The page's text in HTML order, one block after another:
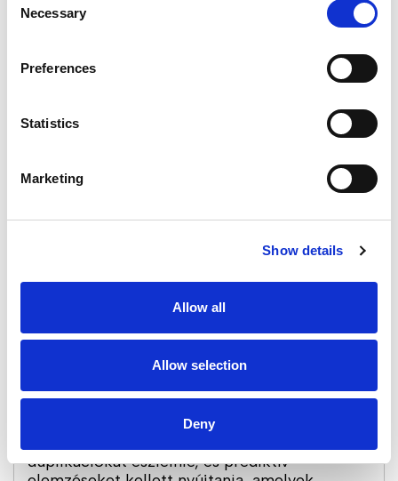
Selection
Necessary
Preferences
Statistics
Marketing
Show details
Allow all
Allow selection
Deny
intelligencia alapú megoldásra volt szüksége,
amely képes automatizálni a döntéshozatali
A rendszernek több millió számlát kellett
duplikációkat észlelnie, és prediktív